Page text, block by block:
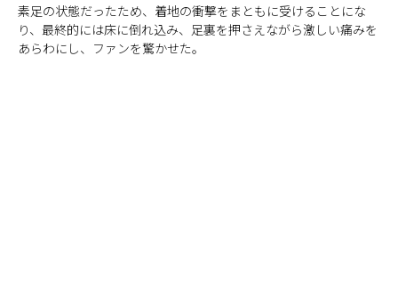
素足の状態だったため、着地の衝撃をまともに受けることにな
り、最終的には床に倒れ込み、足裏を押さえながら激しい痛みを
あらわにし、ファンを驚かせた。